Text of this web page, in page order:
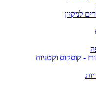
לניקיון
- קוסקוס וקטניות